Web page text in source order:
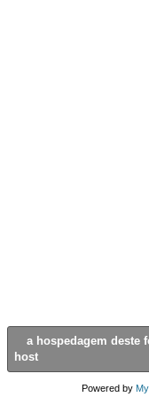
a hospedagem deste
host
Powered by